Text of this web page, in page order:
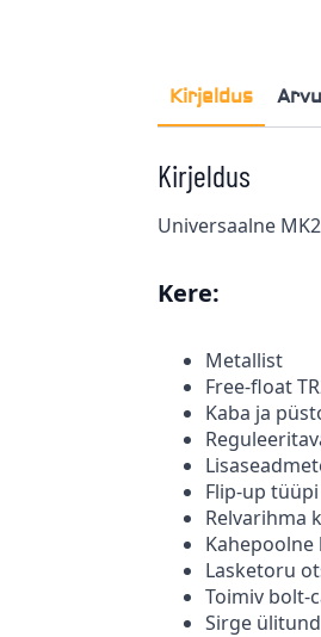
Kirjeldus
Kirjeldus
Universaalne
Kere:
Metallist
Free-float
Kaba ja
Flip-up
Relvarihma
Lasketoru
Toimiv bolt-
Sirge